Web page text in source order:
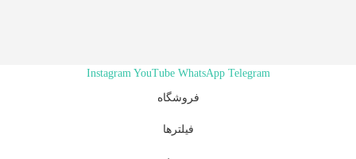
Instagram YouTube WhatsApp Telegram
فروشگاه
فیلترها